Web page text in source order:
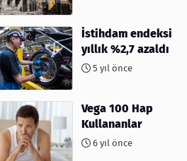
İstihdam endeksi
yıllık %2,7 azaldı
5 yıl önce
Vega 100 Hap
Kullananlar
6 yıl önce